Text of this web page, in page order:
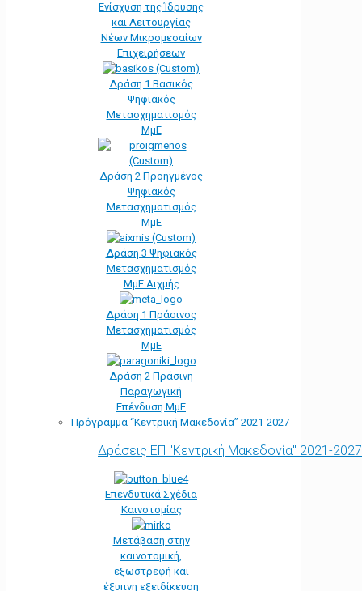
Ενίσχυση της Ίδρυσης
και Λειτουργίας
Νέων Μικρομεσαίων
Επιχειρήσεων
Δράση 1 Βασικός
Ψηφιακός
Μετασχηματισμός
ΜμΕ
Δράση 2 Προηγμένος
Ψηφιακός
Μετασχηματισμός
ΜμΕ
Δράση 3 Ψηφιακός
Μετασχηματισμός
ΜμΕ Αιχμής
Δράση 1 Πράσινος
Μετασχηματισμός
ΜμΕ
Δράση 2 Πράσινη
Παραγωγική
Επένδυση ΜμΕ
Πρόγραμμα “Κεντρική Μακεδονία” 2021-2027
Δράσεις ΕΠ "Κεντρική Μακεδονία" 2021-2027
Επενδυτικά Σχέδια
Καινοτομίας
Μετάβαση στην
καινοτομική,
εξωστρεφή και
έξυπνη εξειδίκευση